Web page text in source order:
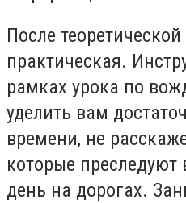
После
практическая.
рамках урока по
уделить вам
времени, не
которые
день на дорогах.